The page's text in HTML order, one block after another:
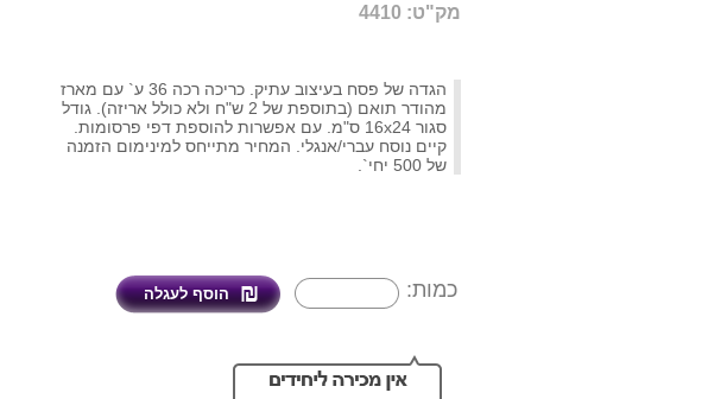
מק"ט: 4410
הגדה של פסח בעיצוב עתיק. כריכה רכה 36 ע` עם מארז
מהודר תואם (בתוספת של 2 ש"ח ולא כולל אריזה). גודל
סגור 16x24 ס"מ. עם אפשרות להוספת דפי פרסומות.
קיים נוסח עברי/אנגלי. המחיר מתייחס למינימום הזמנה
של 500 יחי`.
כמות: